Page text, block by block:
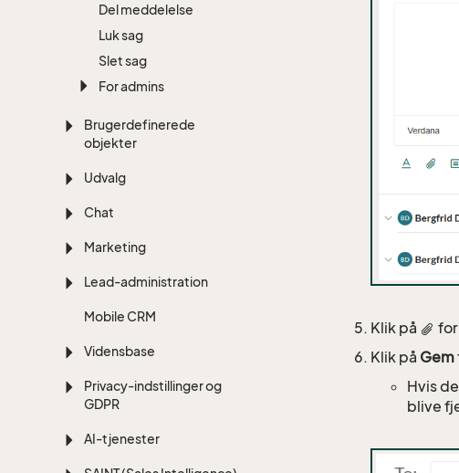
Del meddelelse
Luk sag
Slet sag
For admins
Brugerdefinerede
objekter
Udvalg
Chat
Marketing
Lead-administration
Mobile CRM
Vidensbase
Privacy-indstillinger og
GDPR
AI-tjenester
Klik på
Klik på Gem
Hvis
blive